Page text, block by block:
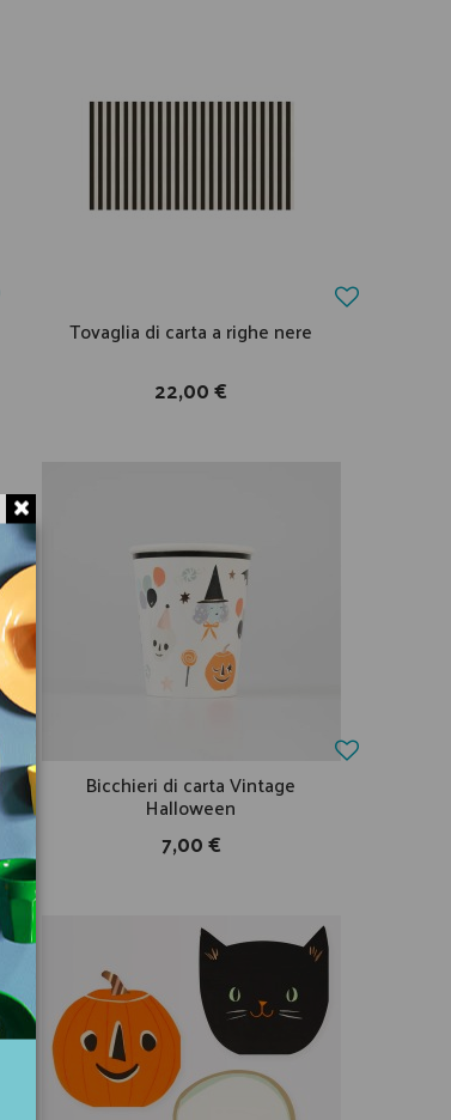
Tovaglia di carta a righe nere
22,00 €
Bicchieri di carta Vintage
Halloween
7,00 €